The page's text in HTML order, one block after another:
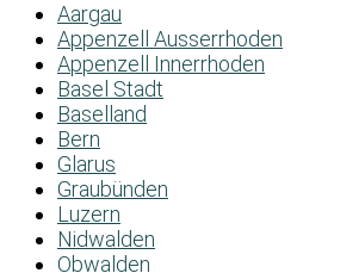
Aargau
Appenzell Ausserrhoden
Appenzell Innerrhoden
Basel Stadt
Baselland
Bern
Glarus
Graubünden
Luzern
Nidwalden
Obwalden